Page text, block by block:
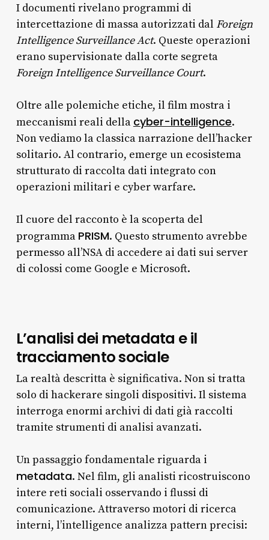
I documenti rivelano programmi di
intercettazione di massa autorizzati dal Foreign
Intelligence Surveillance Act. Queste operazioni
erano supervisionate dalla corte segreta
Foreign Intelligence Surveillance Court.
Oltre alle polemiche etiche, il film mostra i
meccanismi reali della cyber-intelligence.
Non vediamo la classica narrazione dell’hacker
solitario. Al contrario, emerge un ecosistema
strutturato di raccolta dati integrato con
operazioni militari e cyber warfare.
Il cuore del racconto è la scoperta del
programma PRISM. Questo strumento avrebbe
permesso all’NSA di accedere ai dati sui server
di colossi come Google e Microsoft.
L’analisi dei metadata e il
tracciamento sociale
La realtà descritta è significativa. Non si tratta
solo di hackerare singoli dispositivi. Il sistema
interroga enormi archivi di dati già raccolti
tramite strumenti di analisi avanzati.
Un passaggio fondamentale riguarda i
metadata. Nel film, gli analisti ricostruiscono
intere reti sociali osservando i flussi di
comunicazione. Attraverso motori di ricerca
interni, l’intelligence analizza pattern precisi: